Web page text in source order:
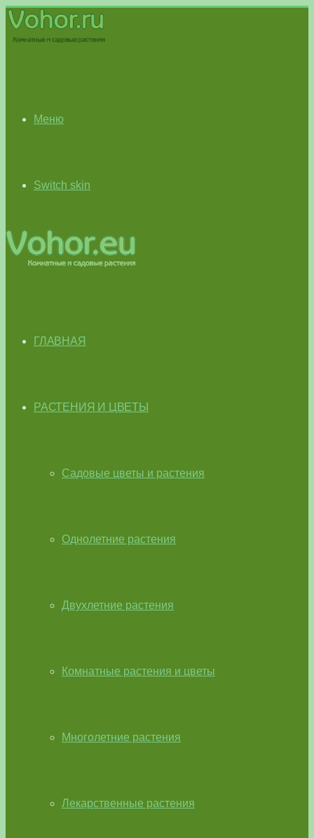
Меню
Switch skin
ГЛАВНАЯ
РАСТЕНИЯ И ЦВЕТЫ
Садовые цветы и растения
Однолетние растения
Двухлетние растения
Комнатные растения и цветы
Многолетние растения
Лекарственные растения